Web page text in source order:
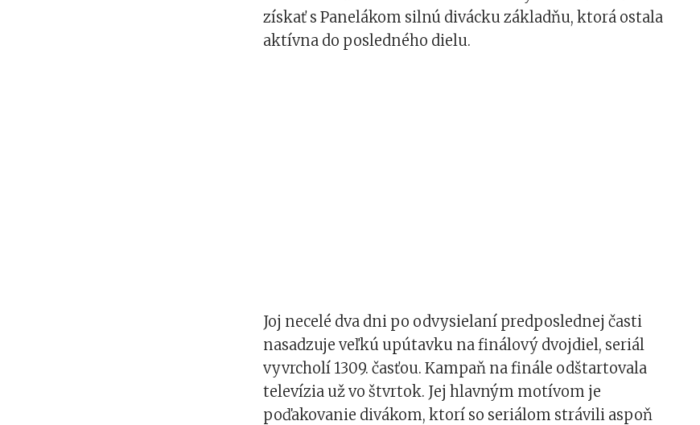
získať s Panelákom silnú divácku základňu, ktorá ostala
aktívna do posledného dielu.
Joj necelé dva dni po odvysielaní predposlednej časti
nasadzuje veľkú upútavku na finálový dvojdiel, seriál
vyvrcholí 1309. časťou. Kampaň na finále odštartovala
televízia už vo štvrtok. Jej hlavným motívom je
poďakovanie divákom, ktorí so seriálom strávili aspoň